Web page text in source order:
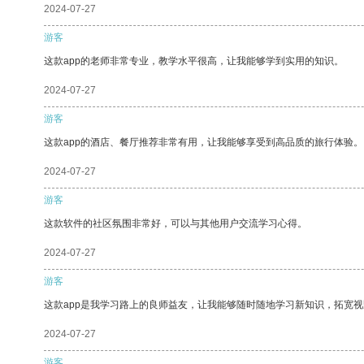
2024-07-27
游客
这款app的老师非常专业，教学水平很高，让我能够学到实用的知识。
2024-07-27
游客
这款app的酒店、餐厅推荐非常有用，让我能够享受到高品质的旅行体验。
2024-07-27
游客
这款软件的社区氛围非常好，可以与其他用户交流学习心得。
2024-07-27
游客
这款app是我学习路上的良师益友，让我能够随时随地学习新知识，拓宽
2024-07-27